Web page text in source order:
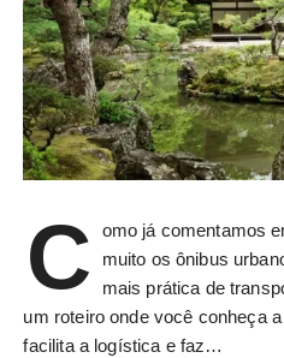
C
omo já comentamos
muito os ônibus
mais prática de
um roteiro onde você conheça
facilita a logística e faz…